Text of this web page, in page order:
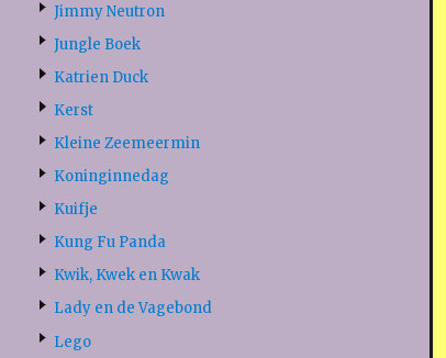
Jimmy Neutron
Jungle Boek
Katrien Duck
Kerst
Kleine Zeemeermin
Koninginnedag
Kuifje
Kung Fu Panda
Kwik, Kwek en Kwak
Lady en de Vagebond
Lego